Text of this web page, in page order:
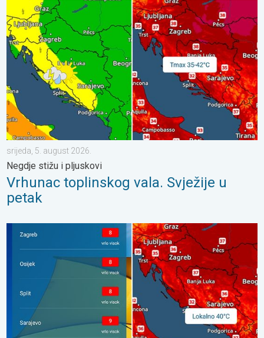
Vrhunac toplinskog vala. Svježije u petak. Negdje stižu i
srijeda, 5. august 2026.
Negdje stižu i pljuskovi
Vrhunac toplinskog vala. Svježije u
petak
Toplinski val, lokalno 40°C. Još toplije?. Visok UV indeks. . .